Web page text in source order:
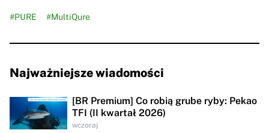
#PURE #MultiQure
Najważniejsze wiadomości
[BR Premium] Co robią grube ryby: Pekao
TFI (II kwartał 2026)
wczoraj